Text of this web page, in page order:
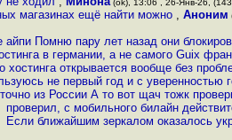
(ok), 13:06 , 26-Янв-26,
магазинах ещё найти можно , Аноним
Помню пару лет назад они
в германии, а не самого Guix
хостинга открывается вообще без
не первый год и с уверенностью
из России А то вот щач тожк
проверил, с мобильного билайн
Если ближайшим зеркалом оказалось